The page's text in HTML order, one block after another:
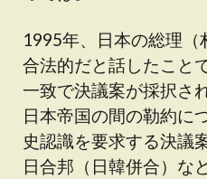
1995年、日本の総理（
合法的だと話したこと
一致で決議案が採択さ
日本帝国の間の勒約に
史認識を要求する決議
日合邦（日韓併合）な